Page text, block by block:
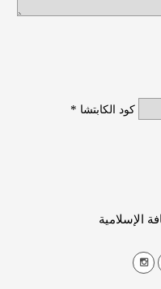
كود الكابتشا *
الإسلامية